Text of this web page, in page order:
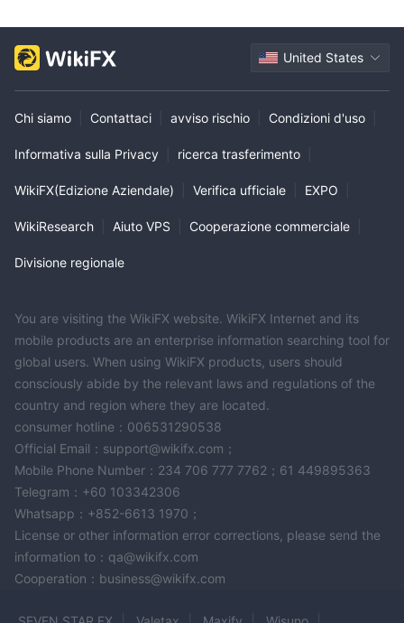
United States
Chi siamo Contattaci avviso rischio Condizioni d'uso
Informativa sulla Privacy ricerca trasferimento
WikiFX(Edizione Aziendale) Verifica ufficiale EXPO
WikiResearch Aiuto VPS Cooperazione commerciale
Divisione regionale
You are visiting the WikiFX website. WikiFX Internet and its
mobile products are an enterprise information searching tool for
global users. When using WikiFX products, users should
consciously abide by the relevant laws and regulations of the
country and region where they are located.
consumer hotline：006531290538
Official Email：support@wikifx.com；
Mobile Phone Number：234 706 777 7762；61 449895363
Telegram：+60 103342306
Whatsapp：+852-6613 1970；
License or other information error corrections, please send the
information to：qa@wikifx.com
Cooperation：business@wikifx.com